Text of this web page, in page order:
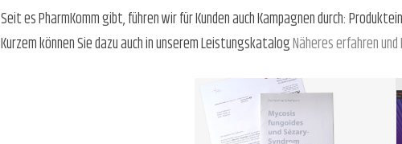
Seit es PharmKomm gibt, führen wir für Kunden auch Kampagnen durch:
Kurzem können Sie dazu auch in unserem LeistungskatalogNäheres erfahren